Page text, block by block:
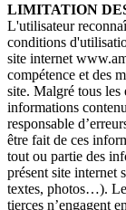
LIMITATION
L'utilisateur
conditions
site internet
compétence et des
site. Malgré tous les
informations
responsable
être fait de ces
tout ou partie des
présent site internet
textes, photos…).
tierces n’engagent